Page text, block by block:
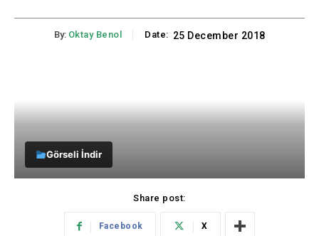
By: Oktay Benol Date: 25 December 2018
Görseli İndir
Share post:
Facebook X